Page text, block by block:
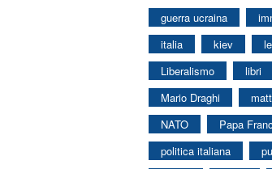
guerra ucraina
italia
kiev
Liberalismo
libri
Mario Draghi
NATO
Papa
politica italiana